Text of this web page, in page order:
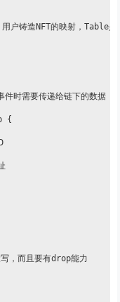
造NFT的映射，Table是一
时需要传递给链下的数据
{
，而且要有drop能力